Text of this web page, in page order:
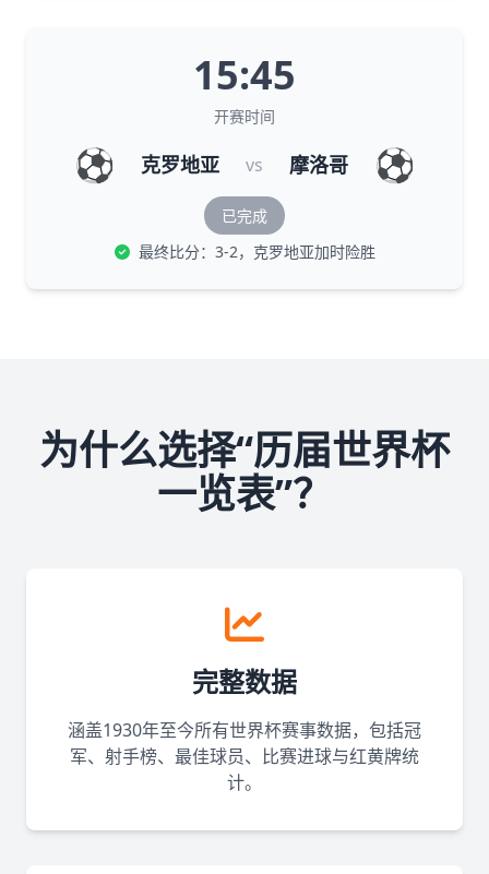
15:45
开赛时间
⚽ 克罗地亚 vs 摩洛哥 ⚽
已完成
最终比分：3-2，克罗地亚加时险胜
为什么选择“历届世界杯
一览表”？
完整数据
涵盖1930年至今所有世界杯赛事数据，包括冠
军、射手榜、最佳球员、比赛进球与红黄牌统
计。